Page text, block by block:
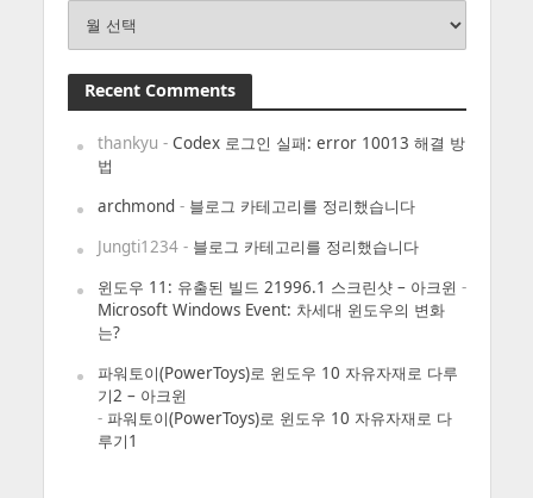
Recent Comments
thankyu - Codex 로그인 실패: error 10013 해결 방
법
archmond- 블로그 카테고리를 정리했습니다
Jungti1234- 블로그 카테고리를 정리했습니다
윈도우 11: 유출된 빌드 21996.1 스크린샷 – 아크윈 -
Microsoft Windows Event: 차세대 윈도우의 변화
는?
파워토이(PowerToys)로 윈도우 10 자유자재로 다루
기2 – 아크윈
- 파워토이(PowerToys)로 윈도우 10 자유자재로 다
루기1